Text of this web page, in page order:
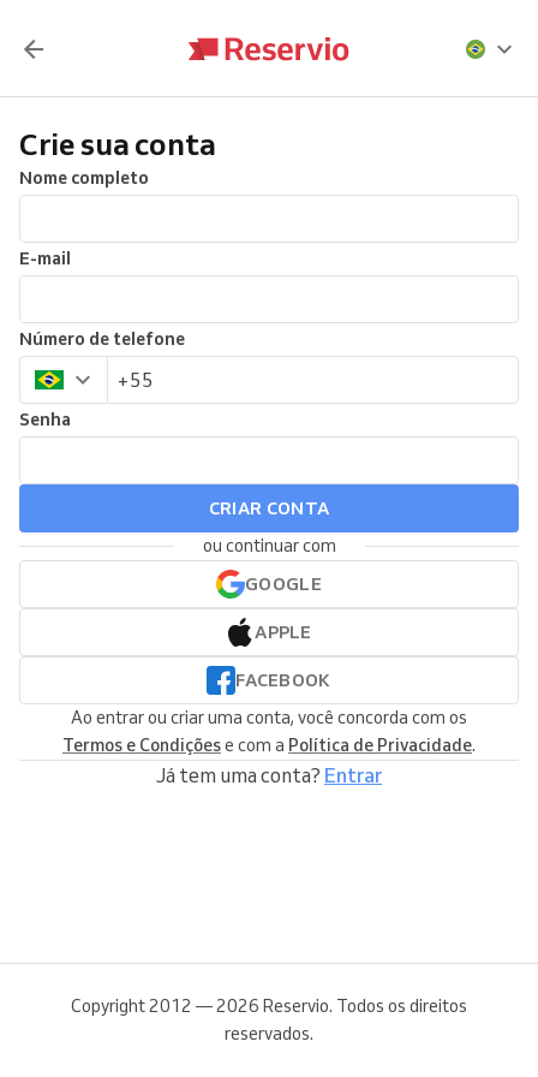
Crie sua conta
Nome completo
E-mail
Número de telefone
Senha
CRIAR CONTA
ou continuar com
GOOGLE
APPLE
FACEBOOK
Ao entrar ou criar uma conta, você concorda com os
Termos e Condiçõese com a Política de Privacidade.
Já tem uma conta? Entrar
Copyright 2012 — 2026 Reservio. Todos os direitos
reservados.